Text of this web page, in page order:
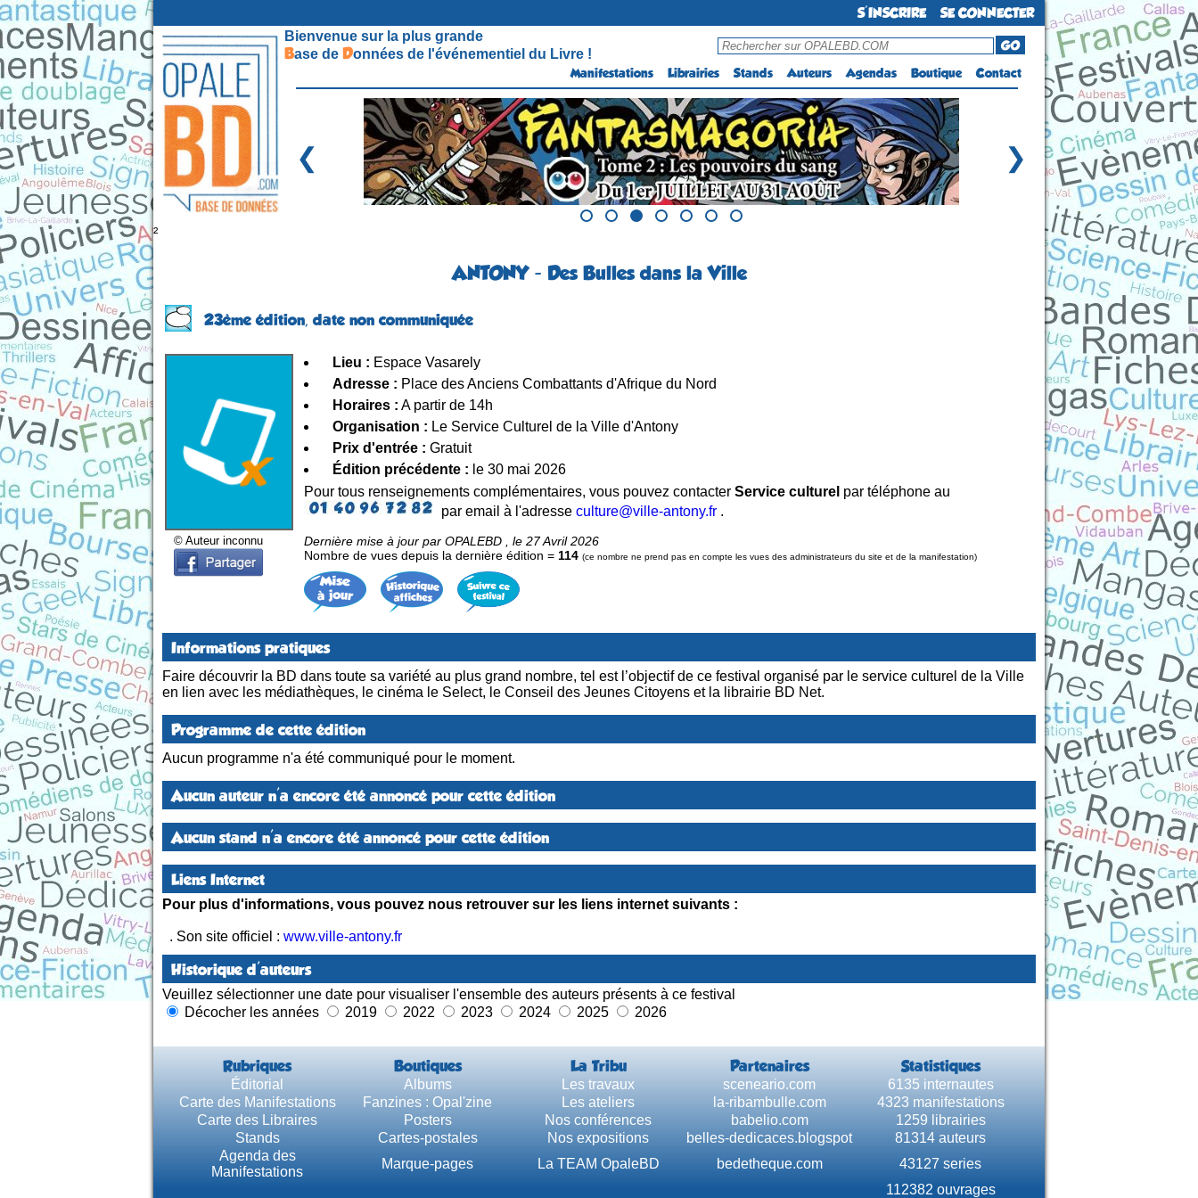
S'INSCRIRE
SE CONNECTER
Bienvenue sur la plus grande
Base de Données de l'événementiel du Livre !
GO
Manifestations
Librairies Stands Auteurs Agendas Boutique Contact
❮ ❯
²
ANTONY - Des Bulles dans la Ville
23ème édition,date non communiquée
© Auteur inconnu
Lieu : Espace Vasarely
Adresse : Place des Anciens Combattants d'Afrique du Nord
Horaires : A partir de 14h
Organisation : Le Service Culturel de la Ville d'Antony
Prix d'entrée : Gratuit
Édition précédente : le 30 mai 2026
Pour tous renseignements complémentaires, vous pouvez contacter Service culturel par téléphone au
par email à l'adresse culture@ville-antony.fr .
Dernière mise à jour par OPALEBD , le 27 Avril 2026
Nombre de vues depuis la dernière édition = 114 (ce nombre ne prend pas en compte les vues des administrateurs du site et de la manifestation)
Informations pratiques
Faire découvrir la BD dans toute sa variété au plus grand nombre, tel est l’objectif de ce festival organisé par le service culturel de la Ville
en lien avec les médiathèques, le cinéma le Select, le Conseil des Jeunes Citoyens et la librairie BD Net.
Programme de cette édition
Aucun programme n'a été communiqué pour le moment.
Aucun auteur n'a encore été annoncé pour cette édition
Aucun stand n'a encore été annoncé pour cette édition
Liens Internet
Pour plus d'informations, vous pouvez nous retrouver sur les liens internet suivants :
. Son site officiel : www.ville-antony.fr
Historique d'auteurs
Veuillez sélectionner une date pour visualiser l'ensemble des auteurs présents à ce festival
Décocher les années
2019 2022 2023 2024 2025 2026
Rubriques Boutiques La Tribu Partenaires Statistiques
Éditorial Albums Les travaux sceneario.com
6135 internautes
Carte des Manifestations
Fanzines : Opal'zine Les ateliers la-ribambulle.com
4323 manifestations
Carte des Libraires
Posters Nos conférences babelio.com
1259 librairies
Stands
Cartes-postales Nos expositions belles-dedicaces.blogspot
81314 auteurs
Agenda des
Manifestations
Marque-pages La TEAM OpaleBD bedetheque.com
43127 series
112382 ouvrages